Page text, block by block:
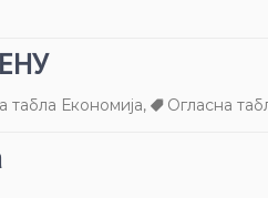
табла Економија, Огласна